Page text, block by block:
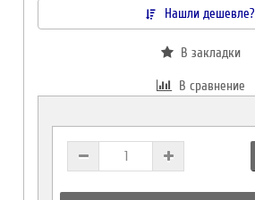
Нашли дешевле?
В закладки
В сравнение